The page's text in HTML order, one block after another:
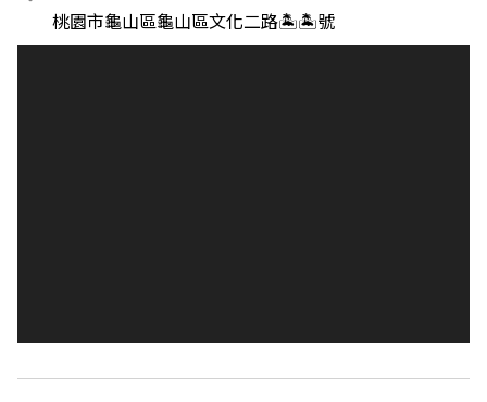
桃園市龜山區龜山區文化二路🏝️🏝️號